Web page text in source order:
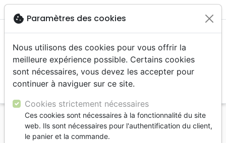
menu
Accueil Livres
Prière, adoration, louange
QUAND MAMAN PRIE
cookie Paramètres des cookies
Nous utilisons des cookies pour vous offrir la
meilleure expérience possible. Certains cookies
sont nécessaires, vous devez les accepter pour
continuer à naviguer sur ce site.
Cookies strictement nécessaires
Ces cookies sont nécessaires à la fonctionnalité du site
web. Ils sont nécessaires pour l'authentification du client,
le panier et la commande.